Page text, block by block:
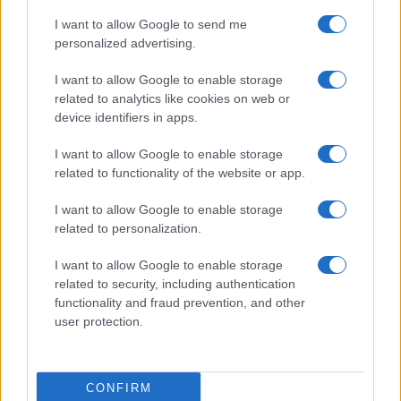
I want to allow Google to send me
personalized advertising.
I want to allow Google to enable storage
related to analytics like cookies on web or
device identifiers in apps.
I want to allow Google to enable storage
related to functionality of the website or app.
I want to allow Google to enable storage
related to personalization.
I want to allow Google to enable storage
related to security, including authentication
functionality and fraud prevention, and other
user protection.
CONFIRM
distruggono gli italiani
diEnrico Foscarini
5 Giugno 2026, 12:58
Industria italiana in crisi: persi